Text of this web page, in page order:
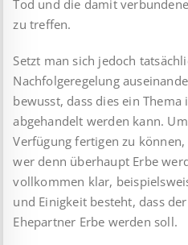
Tod und die damit
zu treffen.
Setzt man sich jedoch
Nachfolgeregelung
bewusst, dass dies ein
abgehandelt werden kann.
Verfügung fertigen zu
wer denn überhaupt Erbe
vollkommen klar,
und Einigkeit besteht, dass
Ehepartner Erbe werden soll.